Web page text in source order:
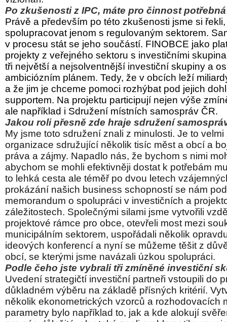
Po zkušenosti z IPC, máte pro činnost
Právě a především po této zkušenosti jsme si
spolupracovat jenom s regulovaným sektorem.
v procesu stát se jeho součástí. FINOBCE jako
projekty z veřejného sektoru s investičními
tři největší a nejsolventnější investiční skupiny a
ambiciózním plánem. Tedy, že v obcích leží
a že jim je chceme pomoci rozhýbat pod jejich
supportem. Na projektu participují nejen výše
ale například i Sdružení místních samospráv ČR.
Jakou roli přesně zde hraje sdružení
My jsme toto sdružení znali z minulosti. Je to velmi
organizace sdružující několik tisíc měst a obcí a
práva a zájmy. Napadlo nás, že bychom s nimi
abychom se mohli efektivněji dostat k potřebám
to lehká cesta ale téměř po dvou letech
prokázání našich business schopností se nám
memorandum o spolupráci v investičních a
záležitostech. Společnými silami jsme vytvořili
projektové rámce pro obce, otevřeli most mezi
municipálním sektorem, uspořádali několik
ideových konferencí a nyní se můžeme těšit z
obcí, se kterými jsme navázali úzkou spolupráci.
Podle čeho jste vybrali tři zmíněné investiční
Uvedení strategičtí investiční partneři vstoupili do
důkladném výběru na základě přísných kritérií.
několik ekonometrických vzorců a rozhodovacích
parametry bylo například to, jak a kde alokují